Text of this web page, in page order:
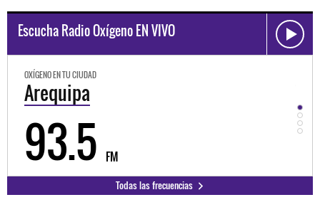
Escucha Radio Oxígeno EN VIVO
OXÍGENO EN TU CIUDAD
Trujillo
98.3 FM
Todas las frecuencias